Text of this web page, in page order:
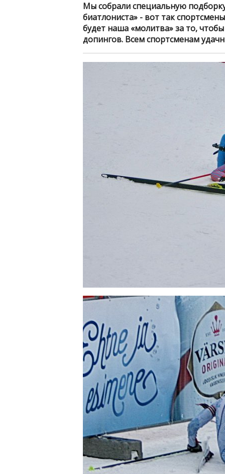
Мы собрали специальную
биатлониста» - вот так
будет наша «молитва» за то,
допингов. Всем спортсменам